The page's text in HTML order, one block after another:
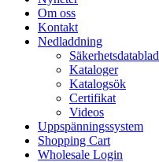
Om oss
Kontakt
Nedladdning
Säkerhetsdatablad
Kataloger
Katalogsök
Certifikat
Videos
Uppspänningssystem
Shopping Cart
Wholesale Login